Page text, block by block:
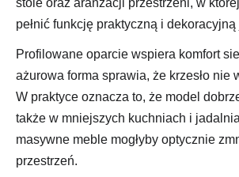
pełnić funkcję praktyczną i
Profilowane oparcie wspiera komfort
ażurowa forma sprawia, że krzesło nie
W praktyce oznacza to, że model
także w mniejszych kuchniach i
masywne meble mogłyby optycznie
przestrzeń.